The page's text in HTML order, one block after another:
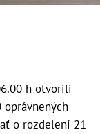
h otvorili
o rozdelení 21